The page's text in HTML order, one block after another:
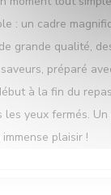
: un cadre
grande qualité,
préparé
à la fin du
les yeux fermés.
plaisir !